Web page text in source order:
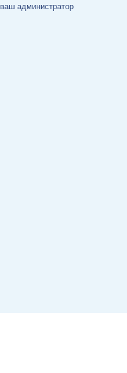
ваш администратор